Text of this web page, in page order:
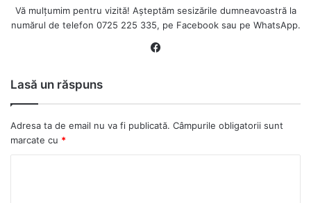
Vă mulțumim pentru vizită! Așteptăm sesizările dumneavoastră la
numărul de telefon 0725 225 335, pe Facebook sau pe WhatsApp.
Lasă un răspuns
Adresa ta de email nu va fi publicată. Câmpurile obligatorii sunt
marcate cu *